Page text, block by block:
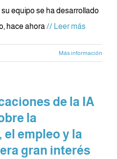
equipo se ha desarrollado
hace ahora// Leer más
Más información
de la IA
la
empleo y la
gran interés